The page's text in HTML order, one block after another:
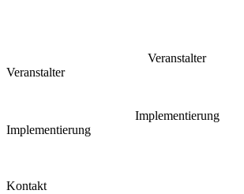
Veranstalter
Veranstalter
Implementierung
Implementierung
Kontakt